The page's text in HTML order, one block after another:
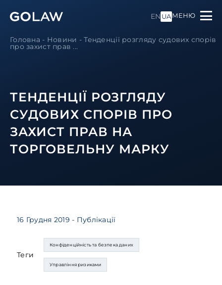
EN UAМЕНЮ
Головна - Новини -Тенденції розгляду судових спорів
про захист прав ...
ТЕНДЕНЦІЇ РОЗГЛЯДУ
СУДОВИХ СПОРІВ ПРО
ЗАХИСТ ПРАВ НА
ТОРГОВЕЛЬНУ МАРКУ
16 Грудня 2019 - Публікації
Теги
Конфіденційність та безпека даних
Управління ризиками